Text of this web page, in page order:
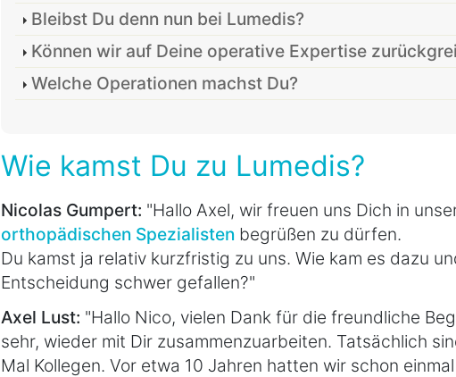
Bleibst Du denn nun bei Lumedis?
Können wir auf Deine operative Expertise
Welche Operationen machst Du?
Wie kamst Du zu Lumedis?
Nicolas Gumpert: "Hallo Axel, wir freuen uns Dich in
orthopädischen Spezialisten begrüßen zu dürfen.
Du kamst ja relativ kurzfristig zu uns. Wie kam es dazu
Entscheidung schwer gefallen?"
Axel Lust: "Hallo Nico, vielen Dank für die freundliche
sehr, wieder mit Dir zusammenzuarbeiten. Tatsächlich
Mal Kollegen. Vor etwa 10 Jahren hatten wir schon